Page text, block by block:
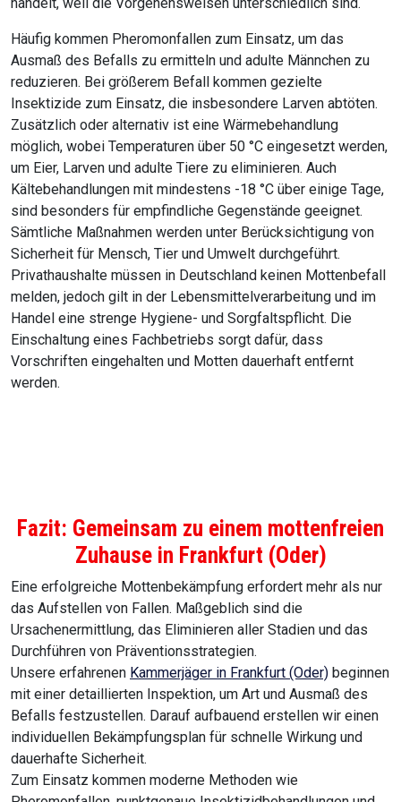
Häufig kommen Pheromonfallen zum Einsatz, um das
Ausmaß des Befalls zu ermitteln und adulte Männchen zu
reduzieren. Bei größerem Befall kommen gezielte
Insektizide zum Einsatz, die insbesondere Larven abtöten.
Zusätzlich oder alternativ ist eine Wärmebehandlung
möglich, wobei Temperaturen über 50 °C eingesetzt werden,
um Eier, Larven und adulte Tiere zu eliminieren. Auch
Kältebehandlungen mit mindestens -18 °C über einige Tage,
sind besonders für empfindliche Gegenstände geeignet.
Sämtliche Maßnahmen werden unter Berücksichtigung von
Sicherheit für Mensch, Tier und Umwelt durchgeführt.
Privathaushalte müssen in Deutschland keinen Mottenbefall
melden, jedoch gilt in der Lebensmittelverarbeitung und im
Handel eine strenge Hygiene- und Sorgfaltspflicht. Die
Einschaltung eines Fachbetriebs sorgt dafür, dass
Vorschriften eingehalten und Motten dauerhaft entfernt
werden.
Fazit: Gemeinsam zu einem mottenfreien
Zuhause in Frankfurt (Oder)
Eine erfolgreiche Mottenbekämpfung erfordert mehr als nur
das Aufstellen von Fallen. Maßgeblich sind die
Ursachenermittlung, das Eliminieren aller Stadien und das
Durchführen von Präventionsstrategien.
Unsere erfahrenen Kammerjäger in Frankfurt (Oder) beginnen
mit einer detaillierten Inspektion, um Art und Ausmaß des
Befalls festzustellen. Darauf aufbauend erstellen wir einen
individuellen Bekämpfungsplan für schnelle Wirkung und
dauerhafte Sicherheit.
Zum Einsatz kommen moderne Methoden wie